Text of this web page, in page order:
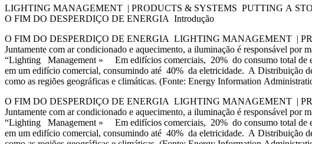
LIGHTING MANAGEMENT | PRODUCTS & SYSTEMS PUTTING A
O FIM DO DESPERDIÇO DE ENERGIA Introdução
O FIM DO DESPERDIÇO DE ENERGIA LIGHTING MANAGEMENT |
Juntamente com ar condicionado e aquecimento, a iluminação é
“Lighting Management » Em edifícios comerciais, 20% do consumo total de
em um edifício comercial, consumindo até 40% da eletricidade. A Distribuição
como as regiões geográficas e climáticas. (Fonte: Energy Information
O FIM DO DESPERDIÇO DE ENERGIA LIGHTING MANAGEMENT |
Juntamente com ar condicionado e aquecimento, a iluminação é
“Lighting Management » Em edifícios comerciais, 20% do consumo total de
em um edifício comercial, consumindo até 40% da eletricidade. A Distribuição